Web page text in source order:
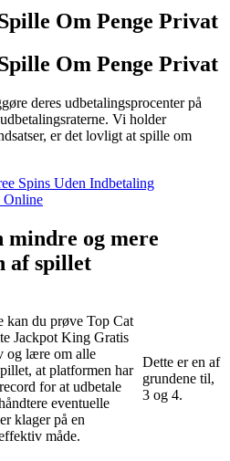
Om Penge Privat
Om Penge Privat
deres udbetalingsprocenter på
Vi holder
er det lovligt at spille om
Spins Uden Indbetaling
Online
og mere
af spillet
kan du prøve Top Cat
Jackpot King Gratis
og lære om alle
at platformen har
for at udbetale
eventuelle
klager på en
måde.
Dette er en af
grundene til,
3 og 4.